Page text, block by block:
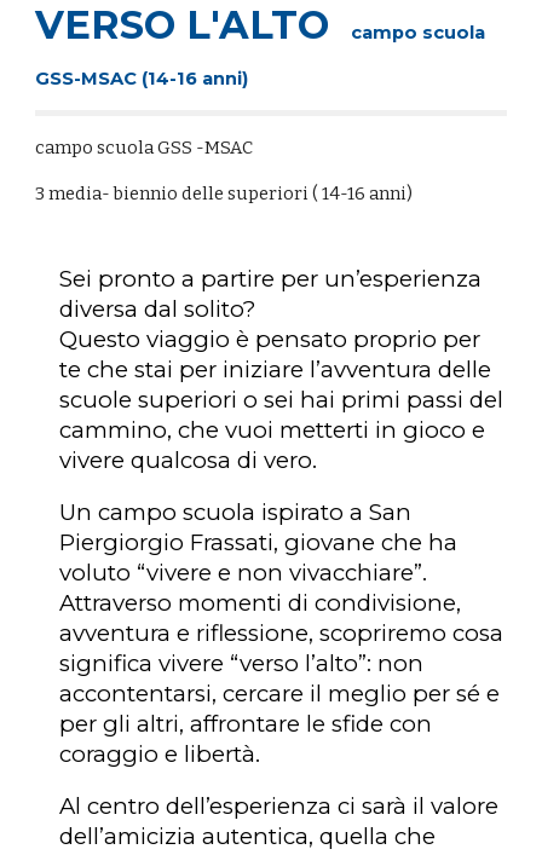
VERSO L'ALTO campo scuola
GSS-MSAC (14-16 anni)
campo scuola GSS -MSAC
3 media- biennio delle superiori ( 14-16 anni)
Sei pronto a partire per un’esperienza
diversa dal solito?
Questo viaggio è pensato proprio per
te che stai per iniziare l’avventura delle
scuole superiori o sei hai primi passi del
cammino, che vuoi metterti in gioco e
vivere qualcosa di vero.
Un campo scuola ispirato a San
Piergiorgio Frassati, giovane che ha
voluto “vivere e non vivacchiare”.
Attraverso momenti di condivisione,
avventura e riflessione, scopriremo cosa
significa vivere “verso l’alto”: non
accontentarsi, cercare il meglio per sé e
per gli altri, affrontare le sfide con
coraggio e libertà.
Al centro dell’esperienza ci sarà il valore
dell’amicizia autentica, quella che